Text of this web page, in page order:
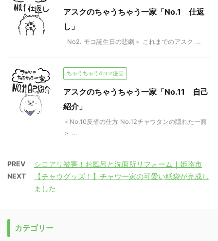
アスクのちゃうちゃう一家「No.1 仕返
し」
No2. モコ誕生日の悲劇＞ これまでのアスク ...
ちゃうちゃう4コマ漫画
アスクのちゃうちゃう一家「No.11 自己
紹介」
＜No.10反省の仕方 No.12チャウタンの隠れた一面
＞ ...
PREV シロアリ被害！お風呂と洗面所リフォーム｜姫路市
NEXT
【チャウグッズ！】チャウ一家の可愛い紙袋が完成し
ました
カテゴリー